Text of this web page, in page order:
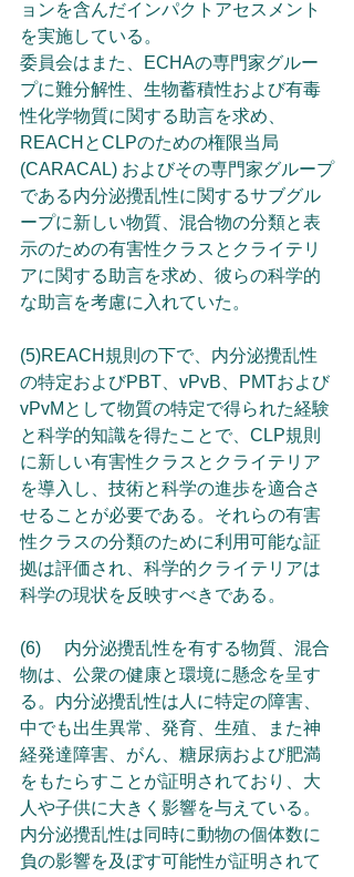
ョンを含んだインパクトアセスメント
を実施している。
委員会はまた、ECHAの専門家グルー
プに難分解性、生物蓄積性および有毒
性化学物質に関する助言を求め、
REACHとCLPのための権限当局
(CARACAL) およびその専門家グループ
である内分泌攪乱性に関するサブグル
ープに新しい物質、混合物の分類と表
示のための有害性クラスとクライテリ
アに関する助言を求め、彼らの科学的
な助言を考慮に入れていた。
(5)REACH規則の下で、内分泌攪乱性
の特定およびPBT、vPvB、PMTおよび
vPvMとして物質の特定で得られた経験
と科学的知識を得たことで、CLP規則
に新しい有害性クラスとクライテリア
を導入し、技術と科学の進歩を適合さ
せることが必要である。それらの有害
性クラスの分類のために利用可能な証
拠は評価され、科学的クライテリアは
科学の現状を反映すべきである。
(6)	内分泌攪乱性を有する物質、混合
物は、公衆の健康と環境に懸念を呈す
る。内分泌攪乱性は人に特定の障害、
中でも出生異常、発育、生殖、また神
経発達障害、がん、糖尿病および肥満
をもたらすことが証明されており、大
人や子供に大きく影響を与えている。
内分泌攪乱性は同時に動物の個体数に
負の影響を及ぼす可能性が証明されて